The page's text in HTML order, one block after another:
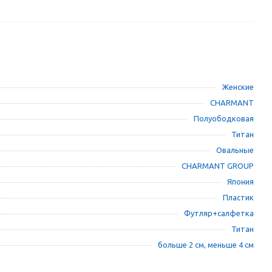
Женские
CHARMANT
Полуободковая
Титан
Овальные
CHARMANT GROUP
Япония
Пластик
Футляр+салфетка
Титан
больше 2 см, меньше 4 см